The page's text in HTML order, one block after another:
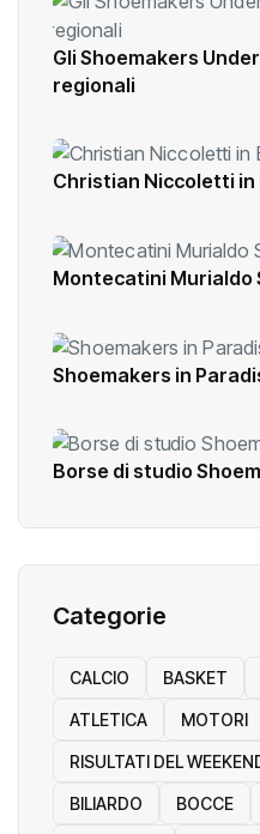
Gli Shoemakers
regionali
Christian Niccoletti in
Montecatini Murialdo
Shoemakers in
Borse di studio
Categorie
CALCIO BASKET
ATLETICA MOTORI
RISULTATI DEL
BILIARDO BOCCE